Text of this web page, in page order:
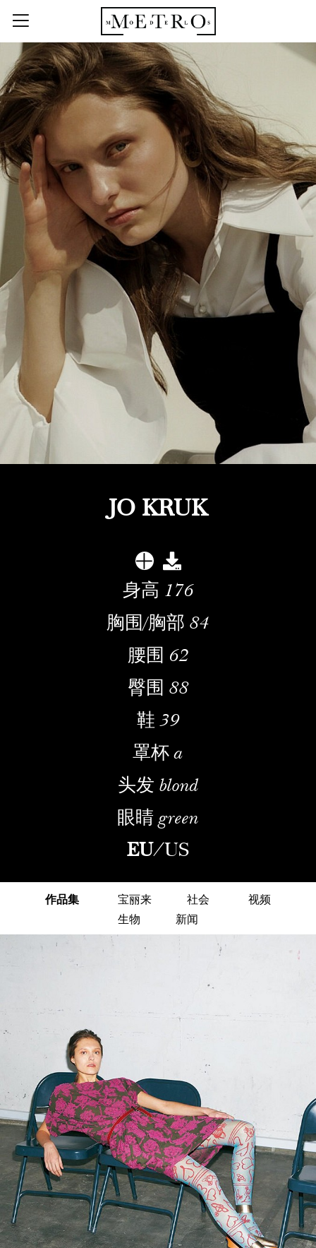
JO KRUK
身高 176
胸围/胸部 84
腰围 62
臀围 88
鞋 39
罩杯 a
头发 blond
眼睛 green
EU/US
作品集 宝丽来 社会
视频
生物
新闻